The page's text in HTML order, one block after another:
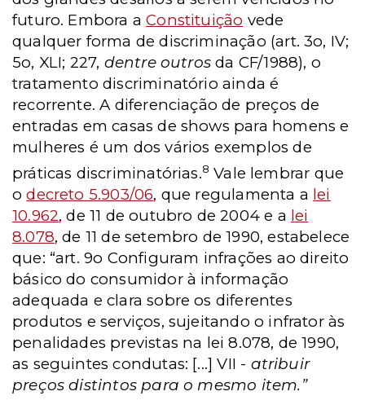
futuro. Embora aConstituição vede
qualquer forma de discriminação (art. 3o, IV;
5o, XLI; 227, dentre outrosda CF/1988), o
tratamento discriminatório ainda é
recorrente. A diferenciação de preços de
entradas em casas de shows para homens e
mulheres é um dos vários exemplos de
práticas discriminatórias.8 Vale lembrar que
odecreto 5.903/06, que regulamenta a lei
10.962, de 11 de outubro de 2004 e a lei
8.078, de 11 de setembro de 1990, estabelece
que: “art. 9o Configuram infrações ao direito
básico do consumidor à informação
adequada e clara sobre os diferentes
produtos e serviços, sujeitando o infrator às
penalidades previstas na lei 8.078, de 1990,
as seguintes condutas: [...] VII - atribuir
preços distintos para o mesmo item.”